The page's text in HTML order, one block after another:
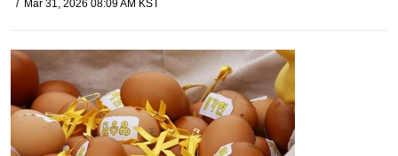
Mar 31, 2026 08:09 AM KST